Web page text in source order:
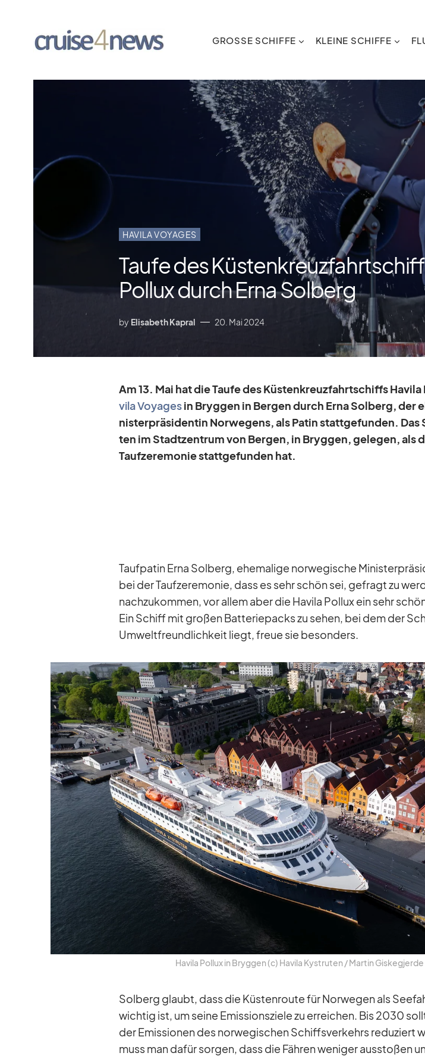
GROSSE SCHIFFE KLEINE SCHIFFE
HAVILA VOYAGES
Taufe des
Pollux durch Erna Solberg
by Elisabeth Kapral 20. Mai 2024
Am 13. Mai hat die Taufe des Küs­ten­kreuz­fahrt­schiffs Ha­vila
vila Voy­a­gesin Bryg­gen in Ber­gen durch Erna Sol­berg, der
nis­ter­prä­si­den­tin Nor­we­gens, als Pa­tin statt­ge­fun­den.
ten im Stadt­zen­trum von Ber­gen, in Bryg­gen, ge­le­gen, als
Tauf­ze­re­mo­nie statt­ge­fun­den hat.
Tauf­pa­tin Erna Sol­berg, ehe­ma­lige nor­we­gi­sche
bei der Tauf­ze­re­mo­nie, dass es sehr schön sei, ge­fragt zu
nach­zu­kom­men, vor al­lem aber die Ha­vila Pol­lux ein sehr
Ein Schiff mit gro­ßen Bat­te­rie­packs zu se­hen, bei dem der
Um­welt­freund­lich­keit liegt, freue sie be­son­ders.
Ha­vila Pol­lux in Bryg­gen (c) Ha­vila Kys­tru­ten /​ Mar­tin
Sol­berg glaubt, dass die Küs­ten­route für Nor­we­gen als
wich­tig ist, um seine Emis­si­ons­ziele zu er­rei­chen. Bis 2030
der Emis­sio­nen des nor­we­gi­schen Schiffs­ver­kehrs re­du­ziert
muss man da­für sor­gen, dass die Fäh­ren we­ni­ger aus­sto­ßen